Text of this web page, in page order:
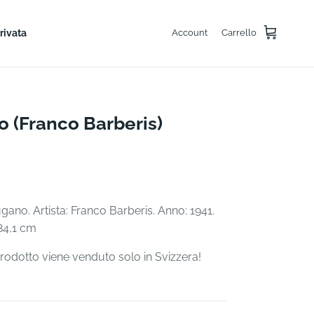
Account Carrello
(Franco Barberis)
Artista: Franco Barberis. Anno: 1941.
cm
viene venduto solo in Svizzera!